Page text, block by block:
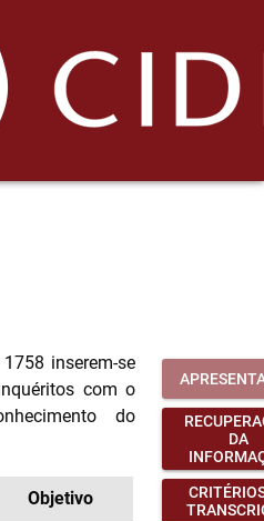
inserem-se
com o
do
Objetivo
DA